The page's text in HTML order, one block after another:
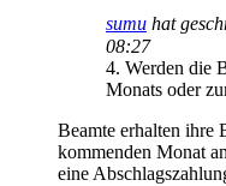
sumu hat
08:27
4. Werden die
Monats oder
Beamte erhalten ihre
kommenden Monat
eine